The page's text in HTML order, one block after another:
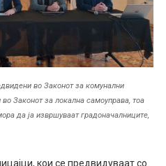
во Законот за комунални
Законот за локална самоуправа, тоа
да ја извршуваат градоначалниците,
кои се предвидуваат со